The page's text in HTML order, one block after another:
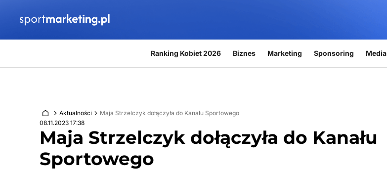
Ranking Kobiet 2026 Biznes Marketing Sponsoring Media
Aktualności
Maja Strzelczyk dołączyła do Kanału Sportowego
08.11.2023 17:38
Maja Strzelczyk dołączyła do Kanału
Sportowego